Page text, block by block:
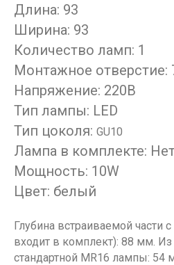
Длина: 93
Ширина: 93
Количество ламп: 1
Монтажное отверстие:
Напряжение: 220В
Тип лампы: LED
Тип цоколя: GU10
Лампа в комплекте:
Мощность: 10W
Цвет: белый
Глубина встраиваемой части
входит в комплект): 88 мм.
стандартной MR16 лампы: 54